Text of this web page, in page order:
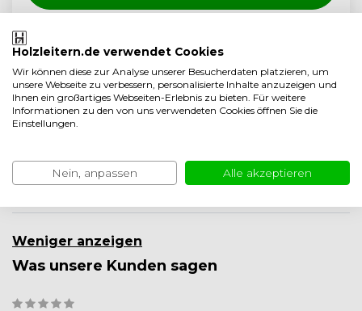
Kostenloser Versand ab 350,- (<40 kg)
Handwerksqualität aus den Niederlanden
5 Jahre garantie
Auf Vergleichsliste setzen
Produktbeschreibung
Weniger anzeigen
Was unsere Kunden sagen
Holzleitern.de verwendet Cookies
Wir können diese zur Analyse unserer Besucherdaten platzieren, um
unsere Webseite zu verbessern, personalisierte Inhalte anzuzeigen und
Ihnen ein großartiges Webseiten-Erlebnis zu bieten. Für weitere
Informationen zu den von uns verwendeten Cookies öffnen Sie die
Einstellungen.
Nein, anpassen Alle akzeptieren